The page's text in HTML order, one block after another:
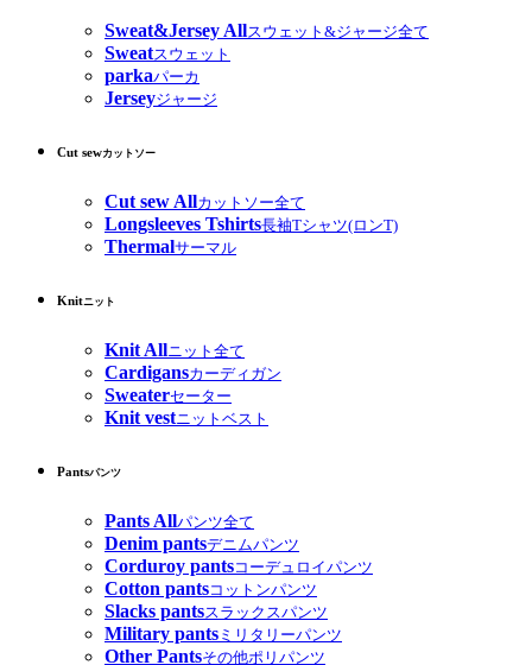
Sweat&Jersey Allスウェット&ジャージ全て
Sweatスウェット
parkaパーカ
Jerseyジャージ
Cut sewカットソー
Cut sew Allカットソー全て
Longsleeves Tshirts長袖Tシャツ(ロンT)
Thermalサーマル
Knitニット
Knit Allニット全て
Cardigansカーディガン
Sweaterセーター
Knit vestニットベスト
Pantsパンツ
Pants Allパンツ全て
Denim pantsデニムパンツ
Corduroy pantsコーデュロイパンツ
Cotton pantsコットンパンツ
Slacks pantsスラックスパンツ
Military pants ミリタリーパンツ
Other Pantsその他ポリパンツ